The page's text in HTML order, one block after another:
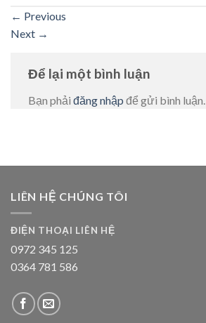
← Previous
Next →
Để lại một bình luận
Bạn phải đăng nhập để gửi bình luận.
LIÊN HỆ CHÚNG TÔI
ĐIỆN THOẠI LIÊN HỆ
0972 345 125
0364 781 586